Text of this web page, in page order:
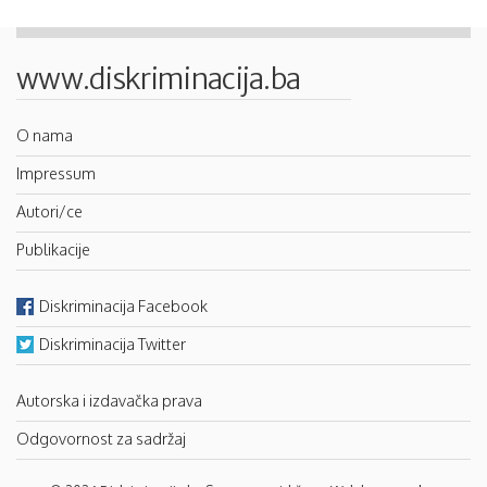
www.diskriminacija.ba
O nama
Impressum
Autori/ce
Publikacije
Diskriminacija Facebook
Diskriminacija Twitter
Autorska i izdavačka prava
Odgovornost za sadržaj